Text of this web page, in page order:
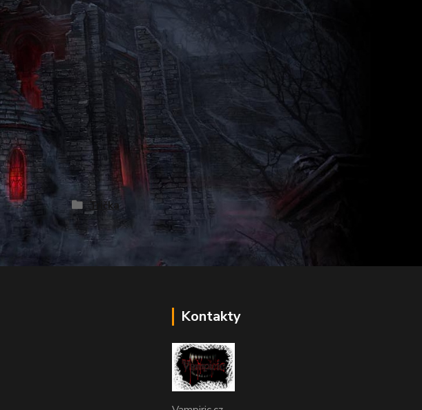
Trička
Kontakty